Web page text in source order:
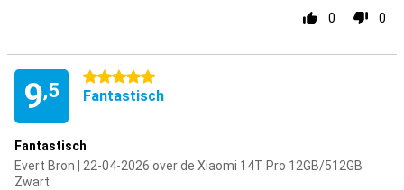
0 0
9,5
5 sterren
Fantastisch
Fantastisch
Evert Bron | 22-04-2026 over de Xiaomi 14T Pro 12GB/512GB
Zwart